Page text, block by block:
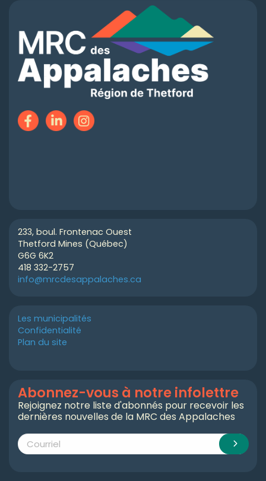
233, boul. Frontenac Ouest
Thetford Mines (Québec)
G6G 6K2
418 332-2757
info@mrcdesappalaches.ca
Les municipalités
Confidentialité
Plan du site
Abonnez-vous à notre infolettre
Rejoignez notre liste d'abonnés pour recevoir les
dernières nouvelles de la MRC des Appalaches